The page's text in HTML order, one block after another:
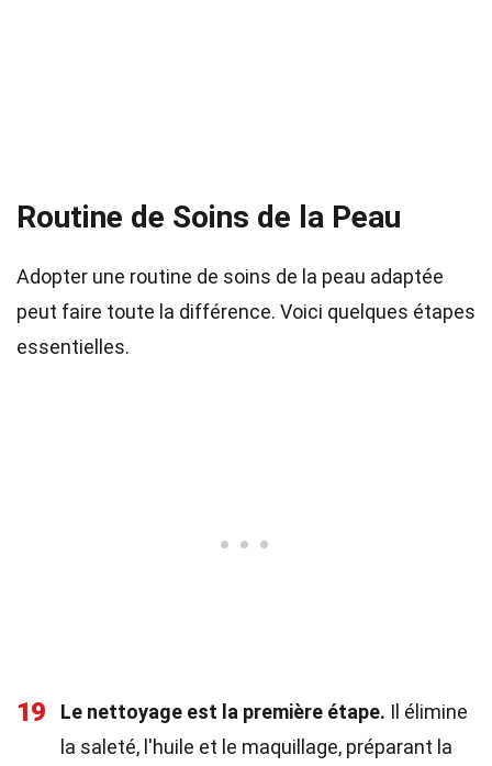
Routine de Soins de la Peau
Adopter une routine de soins de la peau adaptée
peut faire toute la différence. Voici quelques étapes
essentielles.
19 Le nettoyage est la première étape. Il élimine
la saleté, l'huile et le maquillage, préparant la